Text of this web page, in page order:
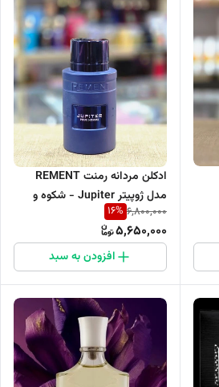
ادکلن مردانه رمنت REMENT
مدل ژوپیتر Jupiter - شکوه و
اصالت Rement Men’s Perfume
– JUPITER
6,800,000
16%
5,650,000
افزودن به سبد